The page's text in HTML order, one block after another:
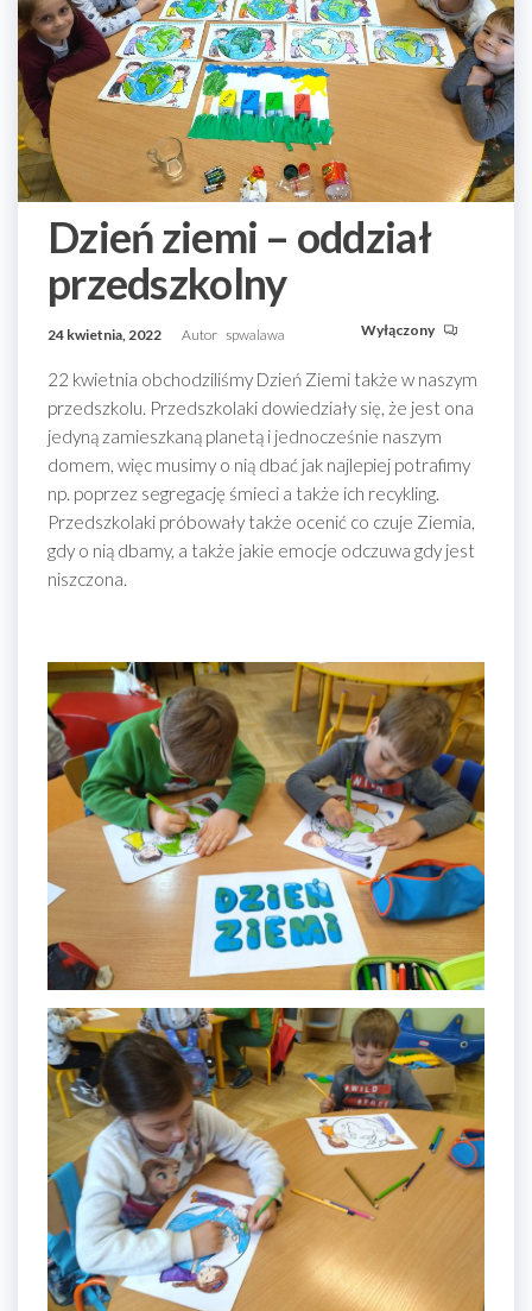
Dzień ziemi – oddział
przedszkolny
24 kwietnia, 2022 Autor spwalawa Wyłączony
22 kwietnia obchodziliśmy Dzień Ziemi także w naszym
przedszkolu. Przedszkolaki dowiedziały się, że jest ona
jedyną zamieszkaną planetą i jednocześnie naszym
domem, więc musimy o nią dbać jak najlepiej potrafimy
np. poprzez segregację śmieci a także ich recykling.
Przedszkolaki próbowały także ocenić co czuje Ziemia,
gdy o nią dbamy, a także jakie emocje odczuwa gdy jest
niszczona.